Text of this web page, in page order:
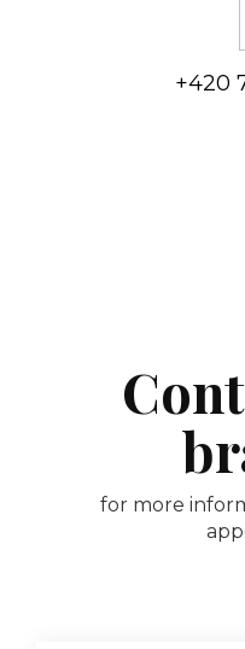
+420
for more